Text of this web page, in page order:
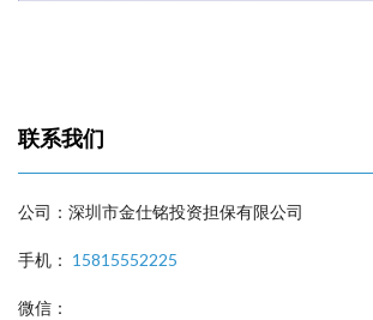
联系我们
公司：深圳市金仕铭投资担保有限公司
手机： 15815552225
微信：